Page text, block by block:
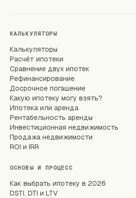
КАЛЬКУЛЯТОРЫ
Калькуляторы
Расчёт ипотеки
Сравнение двух ипотек
Рефинансирование
Досрочное погашение
Какую ипотеку могу взять?
Ипотека или аренда
Рентабельность аренды
Инвестиционная недвижимость
Продажа недвижимости
ROI и IRR
ОСНОВЫ И ПРОЦЕСС
Как выбрать ипотеку в 2026
DSTI, DTI и LTV